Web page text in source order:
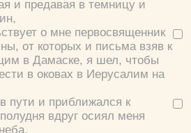
и предавая в темницу и
о мне первосвященник
от которых и письма взяв к
в Дамаске, я шел, чтобы
в оковах в Иерусалим на
пути и приближался к
вдруг осиял меня